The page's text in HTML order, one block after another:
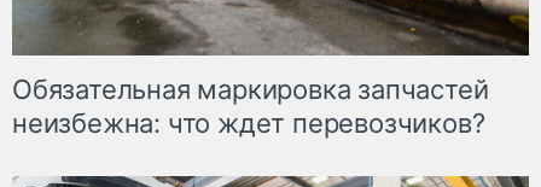
Обязательная маркировка запчастей
неизбежна: что ждет перевозчиков?